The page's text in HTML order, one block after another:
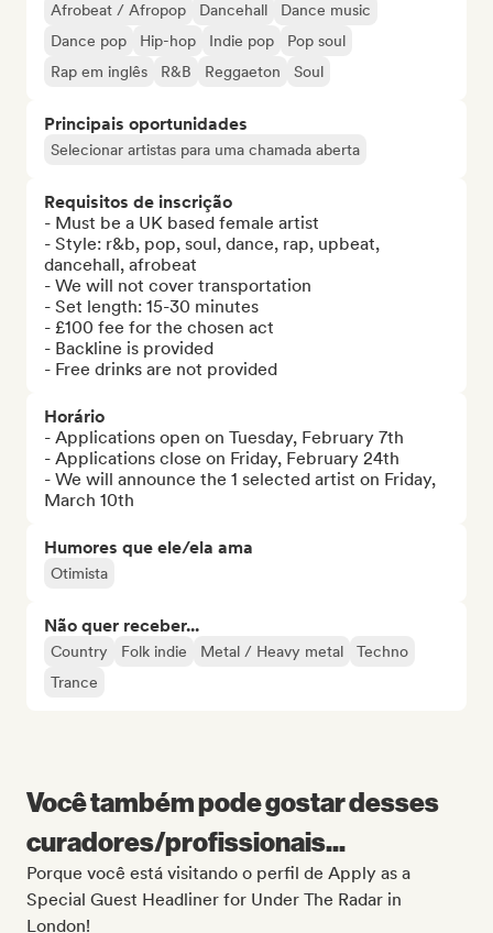
Afrobeat / Afropop Dancehall
Dance music
Dance pop
Hip-hop Indie pop
Pop soul
Rap em inglês
R&B Reggaeton Soul
Principais oportunidades
Selecionar artistas para uma chamada aberta
Requisitos de inscrição
- Must be a UK based female artist
- Style: r&b, pop, soul, dance, rap, upbeat,
dancehall, afrobeat
- We will not cover transportation
- Set length: 15-30 minutes
- £100 fee for the chosen act
- Backline is provided
- Free drinks are not provided
Horário
- Applications open on Tuesday, February 7th
- Applications close on Friday, February 24th
- We will announce the 1 selected artist on Friday,
March 10th
Humores que ele/ela ama
Otimista
Não quer receber...
Country Folk indie Metal / Heavy metal
Techno
Trance
Você também pode gostar desses
curadores/profissionais...
Porque você está visitando o perfil de Apply as a
Special Guest Headliner for Under The Radar in
London!